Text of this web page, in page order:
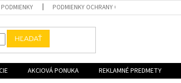
PODMIENKY OCHRANY OSOBNÝCH ÚDAJOV
HĽADAŤ
AKCIOVÁ PONUKA REKLAMNÉ PREDMETY